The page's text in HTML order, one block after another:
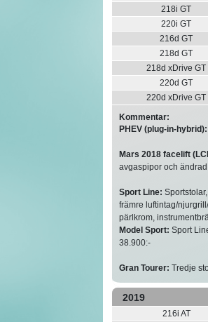
218i GT
220i GT
216d GT
218d GT
218d xDrive GT
220d GT
220d xDrive GT
Kommentar:
PHEV (plug-in-hybrid):
Mars 2018 facelift
avgaspipor och ändrad
Sport Line:
främre luftintag/
pärlkrom,
Model Sport: Sport
38.900:-
Gran Tourer: Tredje
2019
216i AT